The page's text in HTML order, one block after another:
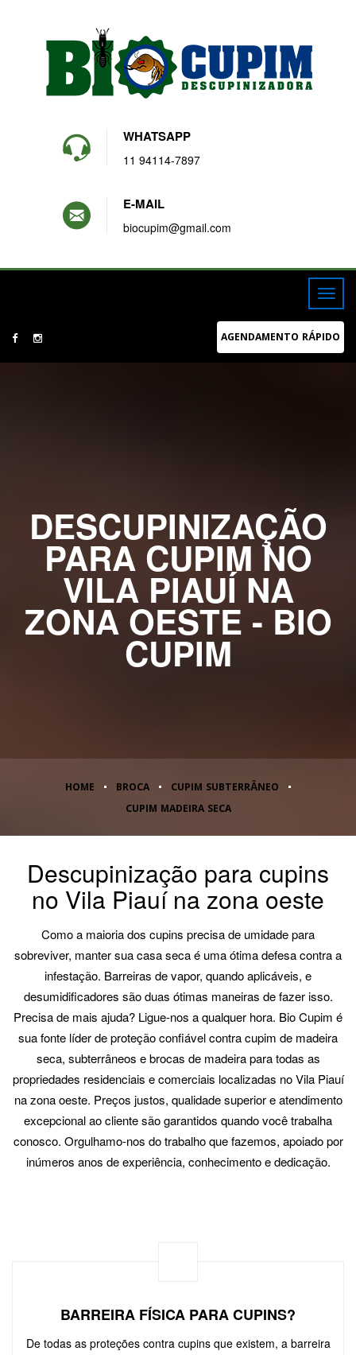
WHATSAPP
11 94114-7897
E-MAIL
biocupim@gmail.com
AGENDAMENTO RÁPIDO
DESCUPINIZAÇÃO
PARA CUPIM NO
VILA PIAUÍ NA
ZONA OESTE - BIO
CUPIM
HOME BROCA
CUPIM SUBTERRÂNEO
CUPIM MADEIRA SECA
Descupinização para cupins
no Vila Piauí na zona oeste
Como a maioria dos cupins precisa de umidade para
sobreviver, manter sua casa seca é uma ótima defesa contra a
infestação. Barreiras de vapor, quando aplicáveis, e
desumidificadores são duas ótimas maneiras de fazer isso.
Precisa de mais ajuda? Ligue-nos a qualquer hora. Bio Cupim é
sua fonte líder de proteção confiável contra cupim de madeira
seca, subterrâneos e brocas de madeira para todas as
propriedades residenciais e comerciais localizadas no Vila Piauí
na zona oeste. Preços justos, qualidade superior e atendimento
excepcional ao cliente são garantidos quando você trabalha
conosco. Orgulhamo-nos do trabalho que fazemos, apoiado por
inúmeros anos de experiência, conhecimento e dedicação.
BARREIRA FÍSICA PARA CUPINS?
De todas as proteções contra cupins que existem, a barreira